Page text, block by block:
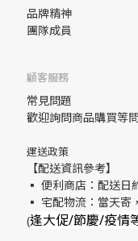
品牌精神
團隊成員
顧客服務
常見問題
歡迎詢問商品購買等
運送政策
【配送資訊參考】
▪ 便利商店：配送日
▪ 宅配物流：當天寄
(逢大促/節慶/疫情